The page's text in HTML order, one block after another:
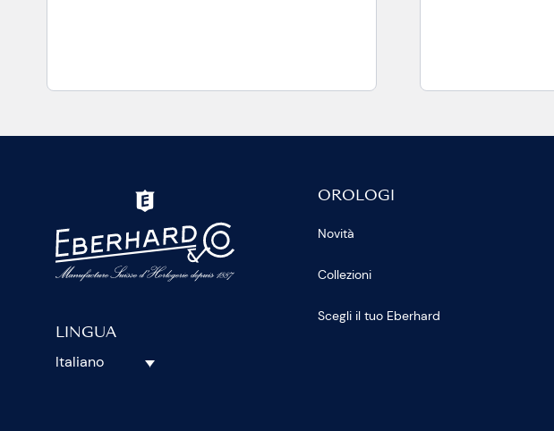
LINGUA
Italiano
OROLOGI
Novità
Collezioni
Scegli il tuo Eberhard